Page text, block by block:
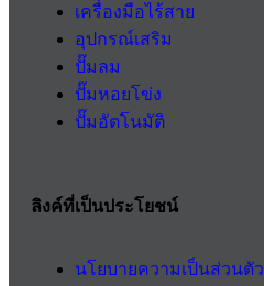
เครื่องมือไร้สาย
อุปกรณ์เสริม
ปั๊มลม
ปั๊มหอยโข่ง
ปั๊มอัตโนมัติ
ลิงค์ที่เป็นประโยชน์
นโยบายความเป็นส่วนตัว